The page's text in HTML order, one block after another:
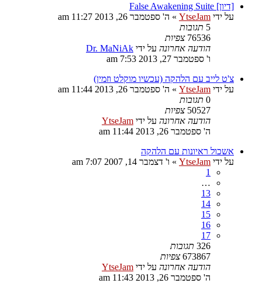
[דיון] False Awakening Suite
על ידי YtseJam
» ה' ספטמבר 26, 2013 11:27 am
5 תגובות
76536 צפיות
הודעה אחרונה על ידי Dr. MaNiAk
ו' ספטמבר 27, 2013 7:53 am
צ'ט לייב עם הלהקה (עכשיו מוקלט וזמין)
על ידי YtseJam
» ה' ספטמבר 26, 2013 11:44 am
0 תגובות
50527 צפיות
הודעה אחרונה על ידי YtseJam
ה' ספטמבר 26, 2013 11:44 am
אשכול ראיונות עם הלהקה
על ידי YtseJam
» ו' דצמבר 14, 2007 7:07 am
1
…
13
14
15
16
17
326 תגובות
673867 צפיות
הודעה אחרונה על ידי YtseJam
ה' ספטמבר 26, 2013 11:43 am